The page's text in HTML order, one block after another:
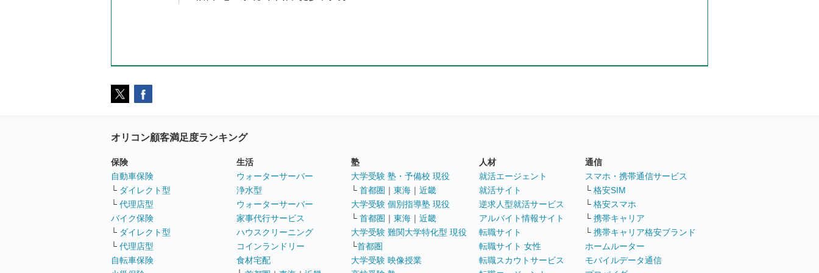
オリコン顧客満足度ランキング
保険
自動車保険
└ ダイレクト型
└ 代理店型
バイク保険
└ ダイレクト型
└ 代理店型
自転車保険
生活
ウォーターサーバー
浄水型
ウォーターサーバー
家事代行サービス
ハウスクリーニング
コインランドリー
食材宅配
塾
大学受験 塾・予備校 現役
└ 首都圏 ｜ 東海 ｜ 近畿
大学受験 個別指導塾 現役
└ 首都圏 ｜ 東海 ｜ 近畿
大学受験 難関大学特化型 現役
└首都圏
大学受験 映像授業
人材
就活エージェント
就活サイト
逆求人型就活サービス
アルバイト情報サイト
転職サイト
転職サイト 女性
転職スカウトサービス
通信
スマホ・携帯通信サービス
└ 格安SIM
└ 格安スマホ
└ 携帯キャリア
└ 携帯キャリア格安ブランド
ホームルーター
モバイルデータ通信